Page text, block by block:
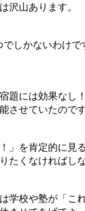
沢山あります。
しかないわけで
題には効果な
させていたので
」を肯定的に
くなければし
学校や塾が「